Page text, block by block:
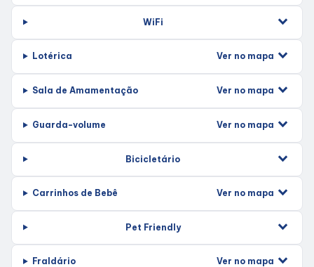
Alimentação
Compre Online
Delivery de Alimentação
WiFi
Lotérica Ver no mapa
Sala de Amamentação Ver no mapa
Guarda-volume Ver no mapa
Bicicletário
Carrinhos de Bebê Ver no mapa
Pet Friendly
Fraldário Ver no mapa